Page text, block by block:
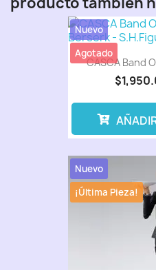
CASCA Band
Nuevo
Agotado
Nuevo
¡Última Pieza!